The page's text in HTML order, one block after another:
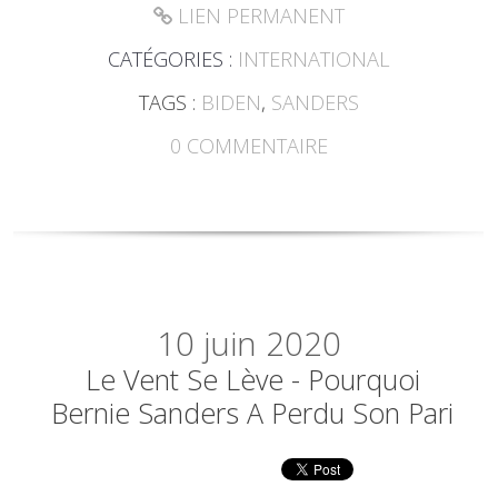
LIEN PERMANENT
CATÉGORIES : INTERNATIONAL
TAGS : BIDEN, SANDERS
0 COMMENTAIRE
10 juin 2020
Le Vent Se Lève - Pourquoi
Bernie Sanders A Perdu Son Pari